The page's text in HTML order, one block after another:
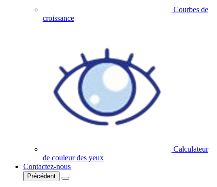
Courbes de
croissance
Calculateur
de couleur des yeux
Contactez-nous
Précédent